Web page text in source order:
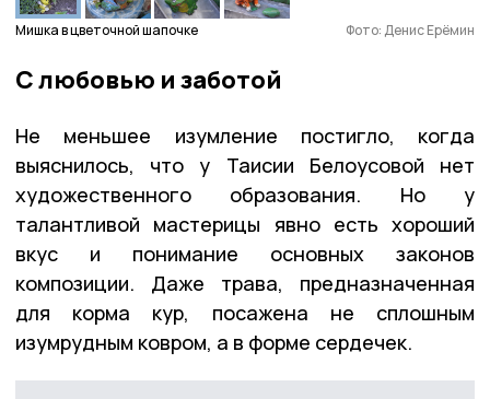
Мишка в цветочной шапочке Фото: Денис Ерёмин
С любовью и заботой
Не меньшее изумление постигло, когда
выяснилось, что у Таисии Белоусовой нет
художественного образования. Но у
талантливой мастерицы явно есть хороший
вкус и понимание основных законов
композиции. Даже трава, предназначенная
для корма кур, посажена не сплошным
изумрудным ковром, а в форме сердечек.